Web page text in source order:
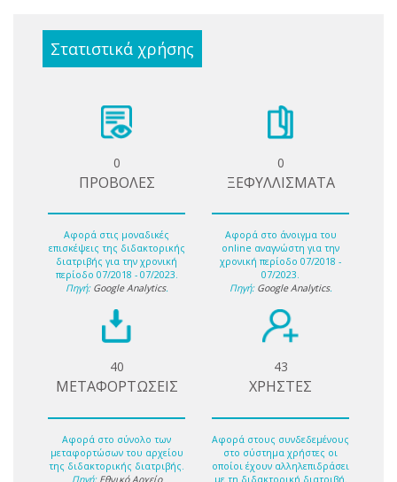
Στατιστικά χρήσης
0
ΠΡΟΒΟΛΕΣ
Αφορά στις μοναδικές
επισκέψεις της διδακτορικής
διατριβής για την χρονική
περίοδο 07/2018 - 07/2023.
Πηγή: Google Analytics.
0
ΞΕΦΥΛΛΙΣΜΑΤΑ
Αφορά στο άνοιγμα του
online αναγνώστη για την
χρονική περίοδο 07/2018 -
07/2023.
Πηγή: Google Analytics.
40
ΜΕΤΑΦΟΡΤΩΣΕΙΣ
Αφορά στο σύνολο των
μεταφορτώσων του αρχείου
της διδακτορικής διατριβής.
Πηγή: Εθνικό Αρχείο
43
ΧΡΗΣΤΕΣ
Αφορά στους συνδεδεμένους
στο σύστημα χρήστες οι
οποίοι έχουν αλληλεπιδράσει
με τη διδακτορική διατριβή.